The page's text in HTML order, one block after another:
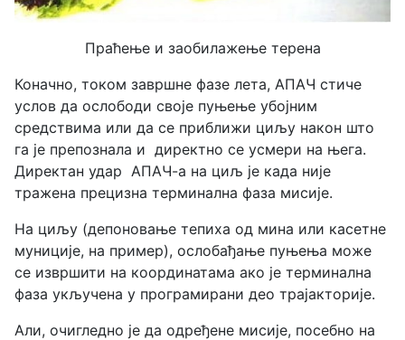
Праћење и заобилажење терена
Коначно, током завршне фазе лета, АПАЧ стиче
услов да ослободи своје пуњење убојним
средствима или да се приближи циљу након што
га је препознала и директно се усмери на њега.
Директан удар АПАЧ-а на циљ је када није
тражена прецизна терминална фаза мисије.
На циљу (депоновање тепиха од мина или касетне
муниције, на пример), ослобађање пуњења може
се извршити на координатама ако је терминална
фаза укључена у програмирани део трајакторије.
Али, очигледно је да одређене мисије, посебно на